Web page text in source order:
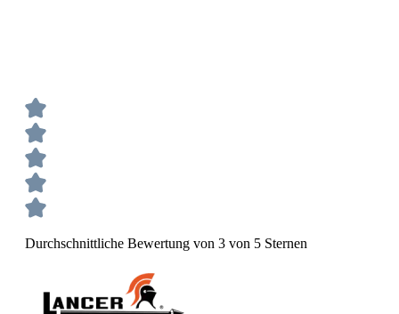
Durchschnittliche Bewertung von 3 von 5 Sternen